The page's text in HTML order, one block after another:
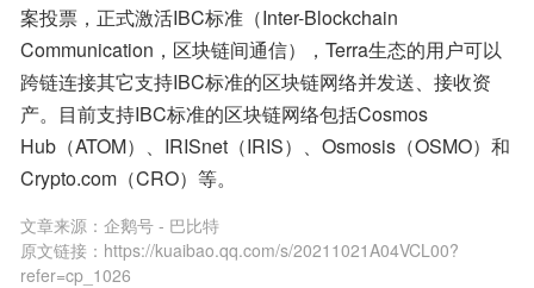
案投票，正式激活IBC标准（Inter-Blockchain
Communication，区块链间通信），Terra生态的用户可以
跨链连接其它支持IBC标准的区块链网络并发送、接收资
产。目前支持IBC标准的区块链网络包括Cosmos
Hub（ATOM）、IRISnet（IRIS）、Osmosis（OSMO）和
Crypto.com（CRO）等。
文章来源： 企鹅号 - 巴比特
原文链接： https://kuaibao.qq.com/s/20211021A04VCL00?
refer=cp_1026